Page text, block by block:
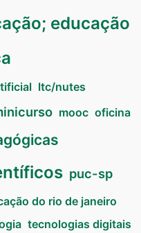
educação
ltc/nutes
mooc oficina
puc-sp
do rio de janeiro
tecnologias digitais